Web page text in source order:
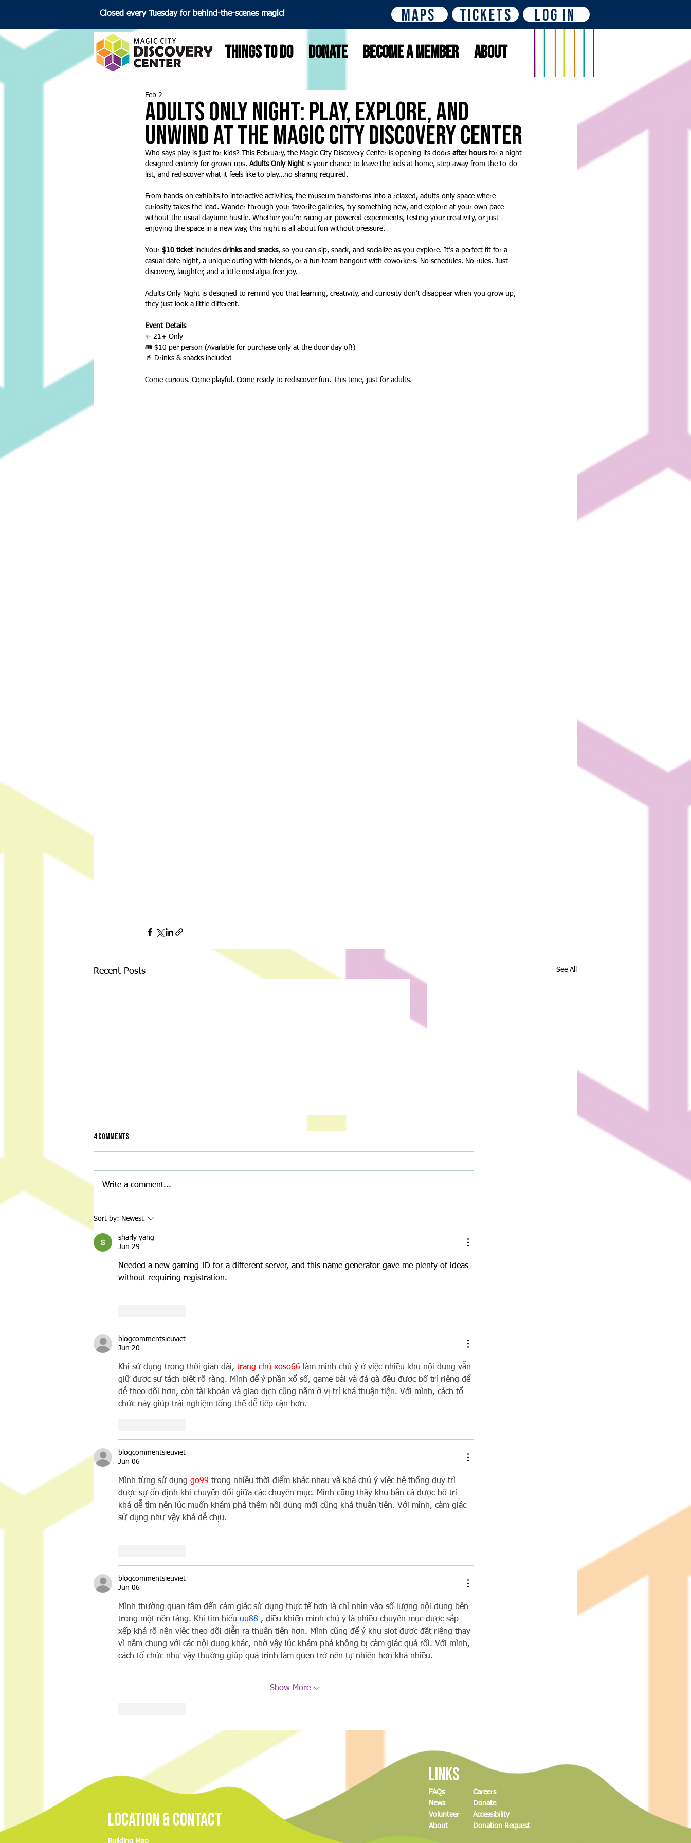
Closed every Tuesday for behind-the-scenes magic! Maps Tickets Log In
Things to do Donate Become A Member About
Adults Only Night: Play, Explore, and
Unwind at the Magic City Discovery Center
Feb 2
Who says play is just for kids? This February, the Magic City Discovery Center is opening its doors after hours for a night
designed entirely for grown-ups. Adults Only Night is your chance to leave the kids at home, step away from the to-do
list, and rediscover what it feels like to play...no sharing required.
From hands-on exhibits to interactive activities, the museum transforms into a relaxed, adults-only space where
curiosity takes the lead. Wander through your favorite galleries, try something new, and explore at your own pace
without the usual daytime hustle. Whether you’re racing air-powered experiments, testing your creativity, or just
enjoying the space in a new way, this night is all about fun without pressure.
Your $10 ticket includes drinks and snacks, so you can sip, snack, and socialize as you explore. It’s a perfect fit for a
casual date night, a unique outing with friends, or a fun team hangout with coworkers. No schedules. No rules. Just
discovery, laughter, and a little nostalgia-free joy.
Adults Only Night is designed to remind you that learning, creativity, and curiosity don’t disappear when you grow up,
they just look a little different.
Event Details
✨ 21+ Only
🎟️ $10 per person (Available for purchase only at the door day of!)
🥤 Drinks & snacks included
Come curious. Come playful. Come ready to rediscover fun. This time, just for adults.
Recent Posts See All
Night of Nostalgia: A Throwback
Cause
4 Comments
Write a comment...
Sort by: Newest
sharly yang
Jun 29
Needed a new gaming ID for a different server, and this name generator gave me plenty of ideas
without requiring registration.
blogcommentsieuviet
Jun 20
Khi sử dụng trong thời gian dài, trang chủ xoso66 làm mình chú ý ở việc nhiều khu nội dung vẫn
giữ được sự tách biệt rõ ràng. Mình để ý phần xổ số, game bài và đá gà đều được bố trí riêng để
dễ theo dõi hơn, còn tài khoản và giao dịch cũng nằm ở vị trí khá thuận tiện. Với mình, cách tổ
chức này giúp trải nghiệm tổng thể dễ tiếp cận hơn.
blogcommentsieuviet
Jun 06
Mình từng sử dụng go99 trong nhiều thời điểm khác nhau và khá chú ý việc hệ thống duy trì
được sự ổn định khi chuyển đổi giữa các chuyên mục. Mình cũng thấy khu bắn cá được bố trí
khá dễ tìm nên lúc muốn khám phá thêm nội dung mới cũng khá thuận tiện. Với mình, cảm giác
sử dụng như vậy khá dễ chịu.
blogcommentsieuviet
Jun 06
Mình thường quan tâm đến cảm giác sử dụng thực tế hơn là chỉ nhìn vào số lượng nội dung bên
trong một nền tảng. Khi tìm hiểu uu88 , điều khiến mình chú ý là nhiều chuyên mục được sắp
xếp khá rõ nên việc theo dõi diễn ra thuận tiện hơn. Mình cũng để ý khu slot được đặt riêng thay
vì nằm chung với các nội dung khác, nhờ vậy lúc khám phá không bị cảm giác quá rối. Với mình,
cách tổ chức như vậy thường giúp quá trình làm quen trở nên tự nhiên hơn khá nhiều.
Show More
Location & Contact
Building Map
FAQs
News
Volunteer
About
Links
Careers
Donate
Accessibility
Donation Request​